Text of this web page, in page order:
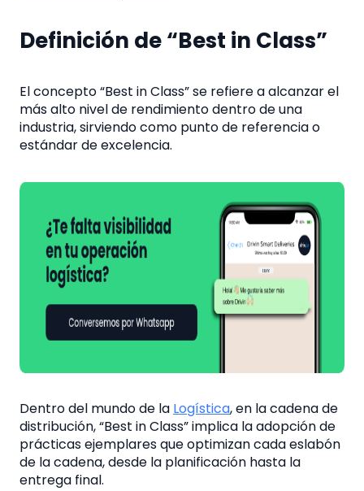
Definición de “Best in Class”
El concepto “Best in Class” se refiere a alcanzar el
más alto nivel de rendimiento dentro de una
industria, sirviendo como punto de referencia o
estándar de excelencia.
Dentro del mundo de la Logística, en la cadena de
distribución, “Best in Class” implica la adopción de
prácticas ejemplares que optimizan cada eslabón
de la cadena, desde la planificación hasta la
entrega final.